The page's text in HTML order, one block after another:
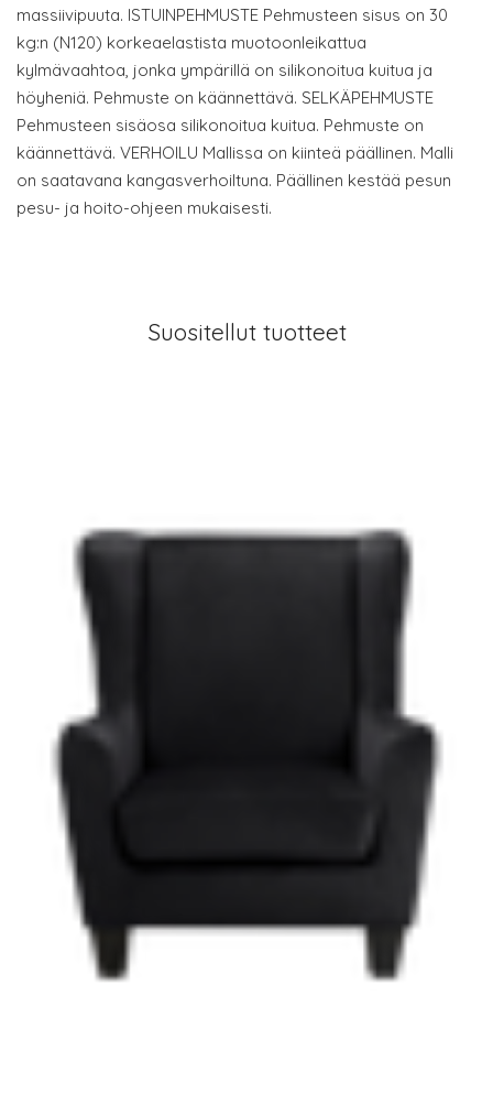
massiivipuuta. ISTUINPEHMUSTE Pehmusteen sisus on 30
kg:n (N120) korkeaelastista muotoonleikattua
kylmävaahtoa, jonka ympärillä on silikonoitua kuitua ja
höyheniä. Pehmuste on käännettävä. SELKÄPEHMUSTE
Pehmusteen sisäosa silikonoitua kuitua. Pehmuste on
käännettävä. VERHOILU Mallissa on kiinteä päällinen. Malli
on saatavana kangasverhoiltuna. Päällinen kestää pesun
pesu- ja hoito-ohjeen mukaisesti.
Suositellut tuotteet